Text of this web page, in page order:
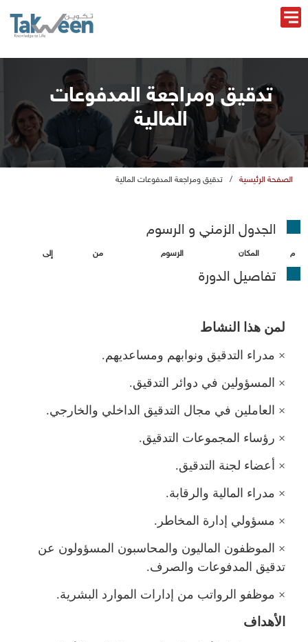
تدقيق ومراجعة المدفوعات
المالية
الصفحة الرئيسية / تدقيق ومراجعة المدفوعات المالية
الجدول الزمني و الرسو
المكان الرسو ن إلى
تفاصيل الدورة
ن هذا النشاط
× دراء التدقيق ونوابهم ومساعديهم.
× المسؤولين في دوائر التدقيق.
× العاملين في مجال التدقيق الداخلي والخارجي.
× رؤساء المجموعات التدقيق.
×
أعضاء لجنة التدقيق.
× دراء المالية والرقابة.
× سؤولي إدارة المخاطر.
× الموظفون الماليون والمحاسبون المسؤولون عن
تدقيق المدفوعات والصرف.
× وظفو الرواتب من إدارات الموارد البشرية.
الأهداف